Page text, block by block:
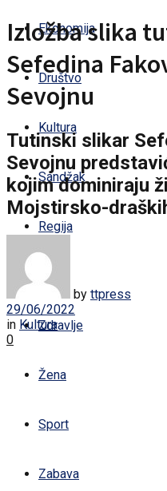
Ekonomija
Društvo
Kultura
Sandžak
Regija
Svijet
Zdravlje
Žena
Sport
Zabava
Izložba slika
Sefedina
Sevojnu
Tutinski slikar
Sevojnu
kojim dominiraju
Mojstirsko-
by ttpress
29/06/2022
in Kultura
0